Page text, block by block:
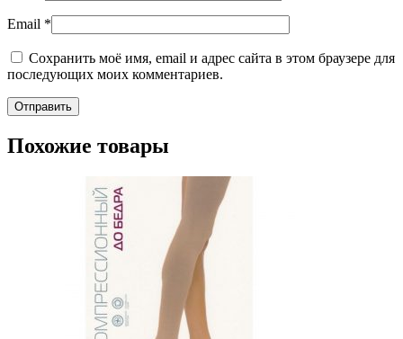
Email *
Сохранить моё имя, email и адрес сайта в этом браузере для
последующих моих комментариев.
Похожие товары